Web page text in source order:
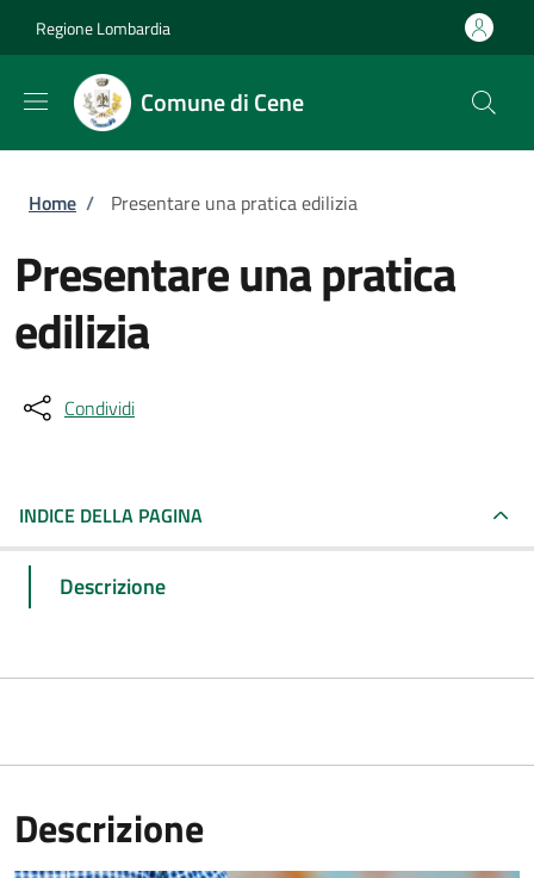
Regione Lombardia
Comune di Cene
Briciole di pane
Home / Presentare una pratica edilizia
Presentare una pratica
edilizia
Condividi
INDICE DELLA PAGINA
Descrizione
Descrizione